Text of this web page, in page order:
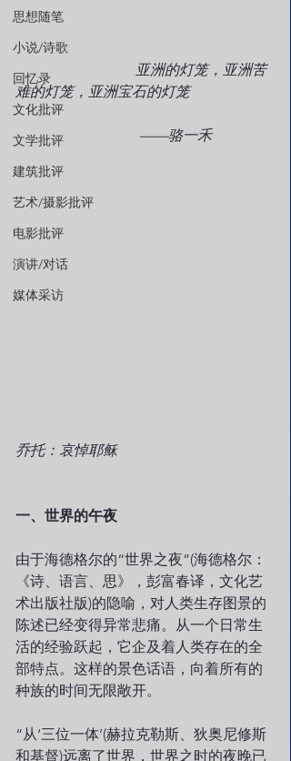
思想随笔
小说/诗歌
回忆录
文化批评
文学批评
建筑批评
艺术/摄影批评
电影批评
演讲/对话
媒体采访
        亚洲的灯笼，亚洲苦
难的灯笼，亚洲宝石的灯笼
                                  ——骆一禾
乔托：哀悼耶稣
一、世界的午夜
由于海德格尔的“世界之夜”(海德格尔：
《诗、语言、思》，彭富春译，文化艺
术出版社版)的隐喻，对人类生存图景的
陈述已经变得异常悲痛。从一个日常生
活的经验跃起，它企及着人类存在的全
部特点。这样的景色话语，向着所有的
种族的时间无限敞开。
“从‘三位一体’(赫拉克勒斯、狄奥尼修斯
和基督)远离了世界，世界之时的夜晚已